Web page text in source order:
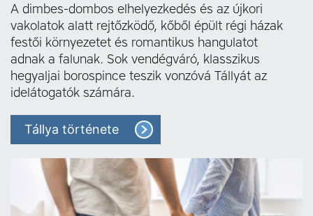
A dimbes-dombos elhelyezkedés és az újkori
vakolatok alatt rejtőzködő, kőből épült régi házak
festői környezetet és romantikus hangulatot
adnak a falunak. Sok vendégváró, klasszikus
hegyaljai borospince teszik vonzóvá Tállyát az
idelátogatók számára.
Tállya története